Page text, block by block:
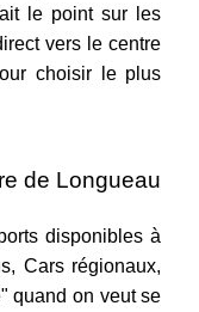
le point sur les
vers le centre
choisir le plus
de Longueau
disponibles à
Cars régionaux,
quand on veut se